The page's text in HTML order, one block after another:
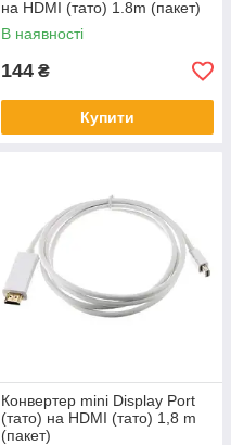
на HDMI (тато) 1.8m (пакет)
В наявності
144 ₴
Купити
Конвертер mini Display Port
(тато) на HDMI (тато) 1,8 m
(пакет)